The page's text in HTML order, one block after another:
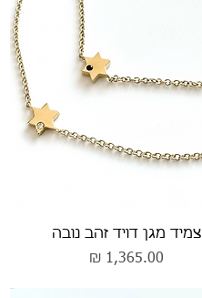
תצוגה מהירה
צמיד מגן דויד זהב נובה
מחיר